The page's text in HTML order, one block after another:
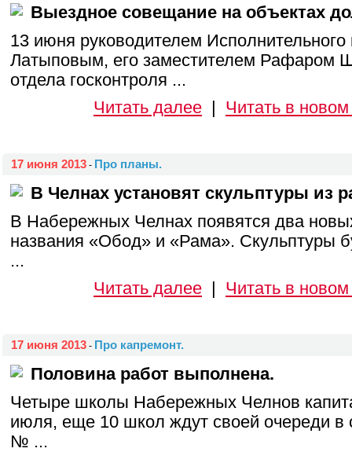
Выездное совещание на объектах
13 июня руководителем
Латыповым, его заместителем Рафаром
отдела госконтроля ...
Читать далее
Читать в новом
17 июня 2013 - Про планы.
В Челнах установят скульптуры из
В Набережных Челнах появятся два
названия «Обод» и «Рама». Скульптуры
...
Читать далее
Читать в новом
17 июня 2013 - Про капремонт.
Половина работ выполнена.
Четыре школы Набережных Челнов
июля, еще 10 школ ждут своей очереди
№ ...